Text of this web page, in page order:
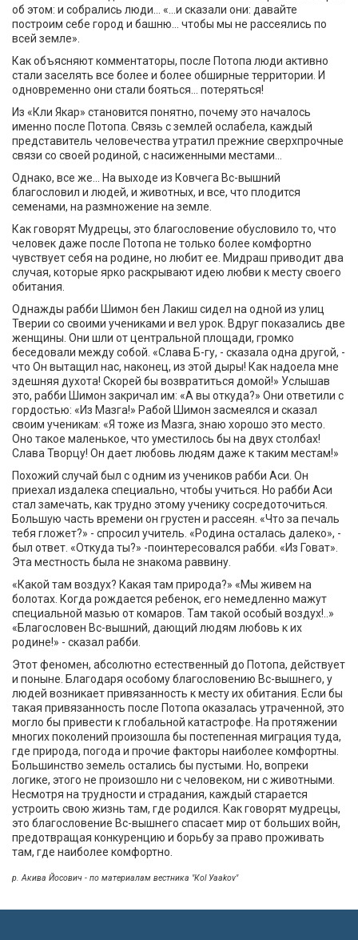
об этом: и собрались люди... «...и сказали они: давайте
построим себе город и башню... чтобы мы не рассеялись по
всей земле».
Как объясняют комментаторы, после Потопа люди активно
стали заселять все более и более обширные территории. И
одновременно они стали бояться... потеряться!
Из «Кли Якар» становится понятно, почему это началось
именно после Потопа. Связь с землей ослабела, каждый
представитель человечества утратил прежние сверхпрочные
связи со своей родиной, с насиженными местами...
Однако, все же... На выходе из Ковчега Вс-вышний
благословил и людей, и животных, и все, что плодится
семенами, на размножение на земле.
Как говорят Мудрецы, это благословение обусловило то, что
человек даже после Потопа не только более комфортно
чувствует себя на родине, но любит ее. Мидраш приводит два
случая, которые ярко раскрывают идею любви к месту своего
обитания.
Однажды рабби Шимон бен Лакиш сидел на одной из улиц
Тверии со своими учениками и вел урок. Вдруг показались две
женщины. Они шли от центральной площади, громко
беседовали между собой. «Слава Б-гу, - сказала одна другой, -
что Он вытащил нас, наконец, из этой дыры! Как надоела мне
здешняя духота! Скорей бы возвратиться домой!» Услышав
это, рабби Шимон закричал им: «А вы откуда?» Они ответили с
гордостью: «Из Мазга!» Рабой Шимон засмеялся и сказал
своим ученикам: «Я тоже из Мазга, знаю хорошо это место.
Оно такое маленькое, что уместилось бы на двух столбах!
Слава Творцу! Он дает любовь людям даже к таким местам!»
Похожий случай был с одним из учеников рабби Аси. Он
приехал издалека специально, чтобы учиться. Но рабби Аси
стал замечать, как трудно этому ученику сосредоточиться.
Большую часть времени он грустен и рассеян. «Что за печаль
тебя гложет?» - спросил учитель. «Родина осталась далеко», -
был ответ. «Откуда ты?» -поинтересовался рабби. «Из Говат».
Эта местность была не знакома раввину.
«Какой там воздух? Какая там природа?» «Мы живем на
болотах. Когда рождается ребенок, его немедленно мажут
специальной мазью от комаров. Там такой особый воздух!..»
«Благословен Вс-вышний, дающий людям любовь к их
родине!» - сказал рабби.
Этот феномен, абсолютно естественный до Потопа, действует
и поныне. Благодаря особому благословению Вс-вышнего, у
людей возникает привязанность к месту их обитания. Если бы
такая привязанность после Потопа оказалась утраченной, это
могло бы привести к глобальной катастрофе. На протяжении
многих поколений произошла бы постепенная миграция туда,
где природа, погода и прочие факторы наиболее комфортны.
Большинство земель остались бы пустыми. Но, вопреки
логике, этого не произошло ни с человеком, ни с животными.
Несмотря на трудности и страдания, каждый старается
устроить свою жизнь там, где родился. Как говорят мудрецы,
это благословение Вс-вышнего спасает мир от больших войн,
предотвращая конкуренцию и борьбу за право проживать
там, где наиболее комфортно.
р. Акива Йосович - по материалам вестника "Кol Уaakov"